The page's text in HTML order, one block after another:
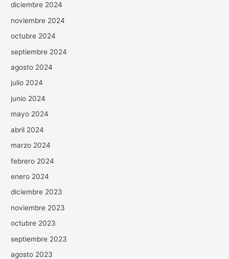
diciembre 2024
noviembre 2024
octubre 2024
septiembre 2024
agosto 2024
julio 2024
junio 2024
mayo 2024
abril 2024
marzo 2024
febrero 2024
enero 2024
diciembre 2023
noviembre 2023
octubre 2023
septiembre 2023
agosto 2023